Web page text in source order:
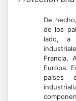
De
de los
lado, a
Francia,
Europa.
países